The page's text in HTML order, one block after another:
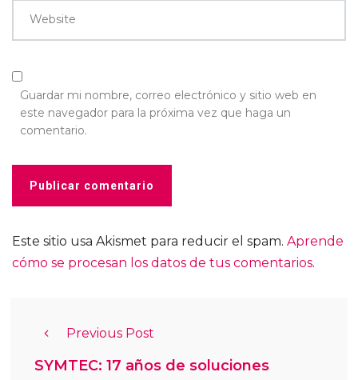
Website
Guardar mi nombre, correo electrónico y sitio web en
este navegador para la próxima vez que haga un
comentario.
Este sitio usa Akismet para reducir el spam. Aprende
cómo se procesan los datos de tus comentarios.
Previous Post
SYMTEC: 17 años de soluciones